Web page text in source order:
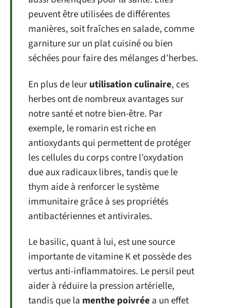
peuvent être utilisées de différentes
manières, soit fraîches en salade, comme
garniture sur un plat cuisiné ou bien
séchées pour faire des mélanges d’herbes.
En plus de leurutilisation culinaire, ces
herbes ont de nombreux avantages sur
notre santé et notre bien-être. Par
exemple, le romarin est riche en
antioxydants qui permettent de protéger
les cellules du corps contre l’oxydation
due aux radicaux libres, tandis que le
thym aide à renforcer le système
immunitaire grâce à ses propriétés
antibactériennes et antivirales.
Le basilic, quant à lui, est une source
importante de vitamine K et possède des
vertus anti-inflammatoires. Le persil peut
aider à réduire la pression artérielle,
tandis que la menthe poivrée a un effet